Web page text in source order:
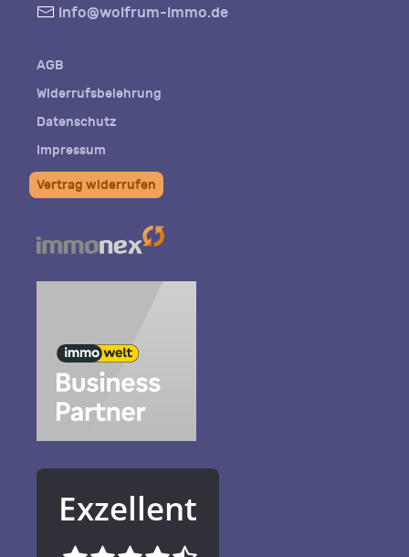
E- info@wolfrum-immo.de
AGB
Widerrufsbelehrung
Datenschutz
Impressum
Vertrag widerrufen